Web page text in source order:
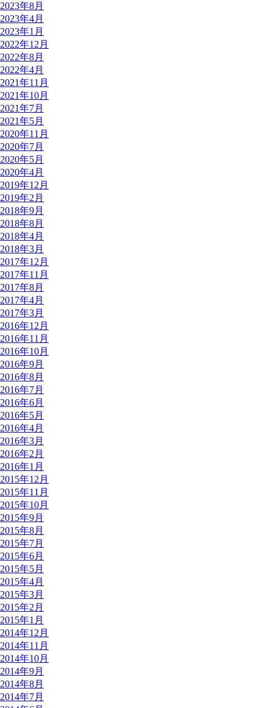
2023年8月
2023年4月
2023年1月
2022年12月
2022年8月
2022年4月
2021年11月
2021年10月
2021年7月
2021年5月
2020年11月
2020年7月
2020年5月
2020年4月
2019年12月
2019年2月
2018年9月
2018年8月
2018年4月
2018年3月
2017年12月
2017年11月
2017年8月
2017年4月
2017年3月
2016年12月
2016年11月
2016年10月
2016年9月
2016年8月
2016年7月
2016年6月
2016年5月
2016年4月
2016年3月
2016年2月
2016年1月
2015年12月
2015年11月
2015年10月
2015年9月
2015年8月
2015年7月
2015年6月
2015年5月
2015年4月
2015年3月
2015年2月
2015年1月
2014年12月
2014年11月
2014年10月
2014年9月
2014年8月
2014年7月